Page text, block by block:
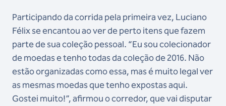
Participando da corrida pela primeira vez, Luciano
Félix se encantou ao ver de perto itens que fazem
parte de sua coleção pessoal. “Eu sou colecionador
de moedas e tenho todas da coleção de 2016. Não
estão organizadas como essa, mas é muito legal ver
as mesmas moedas que tenho expostas aqui.
Gostei muito!”, afirmou o corredor, que vai disputar